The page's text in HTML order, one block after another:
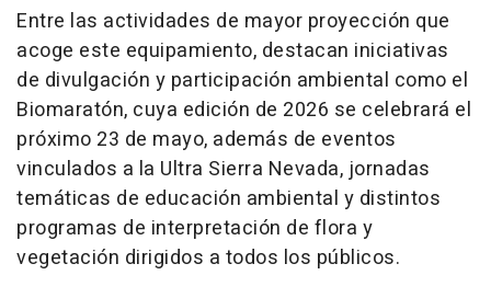
Entre las actividades de mayor proyección que
acoge este equipamiento, destacan iniciativas
de divulgación y participación ambiental como el
Biomaratón, cuya edición de 2026 se celebrará el
próximo 23 de mayo, además de eventos
vinculados a la Ultra Sierra Nevada, jornadas
temáticas de educación ambiental y distintos
programas de interpretación de flora y
vegetación dirigidos a todos los públicos.